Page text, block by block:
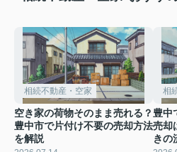
相続不動産・空家
空き家の荷物そのまま売れる？
豊中市で片付け不要の売却方法
を解説
相
豊中
売却
きの